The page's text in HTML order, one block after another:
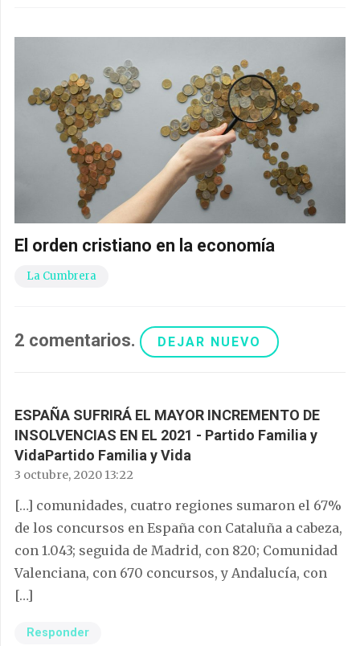
El orden cristiano en la economía
La Cumbrera
2 comentarios. DEJAR NUEVO
ESPAÑA SUFRIRÁ EL MAYOR INCREMENTO DE
INSOLVENCIAS EN EL 2021 - Partido Familia y
VidaPartido Familia y Vida
3 octubre, 2020 13:22
[…] comunidades, cuatro regiones sumaron el 67%
de los concursos en España con Cataluña a cabeza,
con 1.043; seguida de Madrid, con 820; Comunidad
Valenciana, con 670 concursos, y Andalucía, con
[…]
Responder